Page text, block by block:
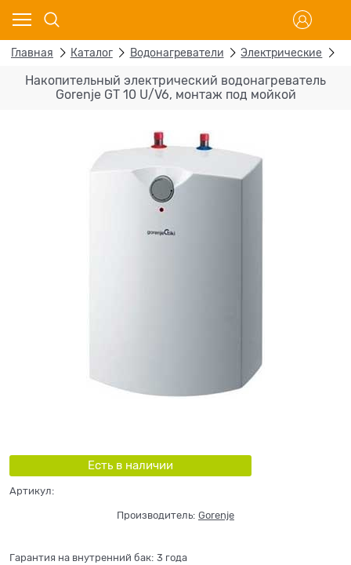
Главная Каталог Водонагреватели Электрические
Накопительный электрический водонагреватель
Gorenje GT 10 U/V6, монтаж под мойкой
Есть в наличии
Артикул:
Производитель: Gorenje
Гарантия на внутренний бак: 3 года